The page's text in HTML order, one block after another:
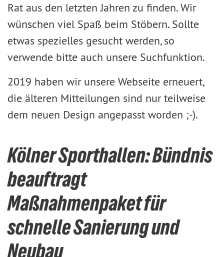
Rat aus den letzten Jahren zu finden. Wir
wünschen viel Spaß beim Stöbern. Sollte
etwas spezielles gesucht werden, so
verwende bitte auch unsere Suchfunktion.
2019 haben wir unsere Webseite erneuert,
die älteren Mitteilungen sind nur teilweise
dem neuen Design angepasst worden ;-).
Kölner Sporthallen: Bündnis
beauftragt
Maßnahmenpaket für
schnelle Sanierung und
Neubau